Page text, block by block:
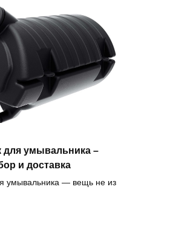
для умывальника –
и доставка
умывальника — вещь не из